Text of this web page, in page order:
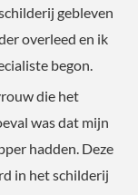
gebleven
overleed en ik
begon.
die het
was dat mijn
hadden. Deze
in het schilderij